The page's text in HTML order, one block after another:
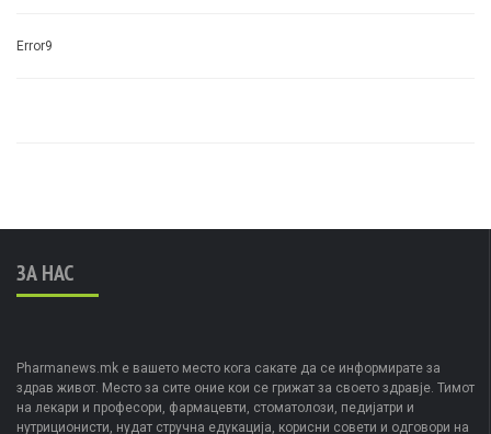
Error9
ЗА НАС
Pharmanews.mk е вашето место кога сакате да се информирате за
здрав живот. Место за сите оние кои се грижат за своето здравје. Тимот
на лекари и професори, фармацевти, стоматолози, педијатри и
нутриционисти, нудат стручна едукација, корисни совети и одговори на